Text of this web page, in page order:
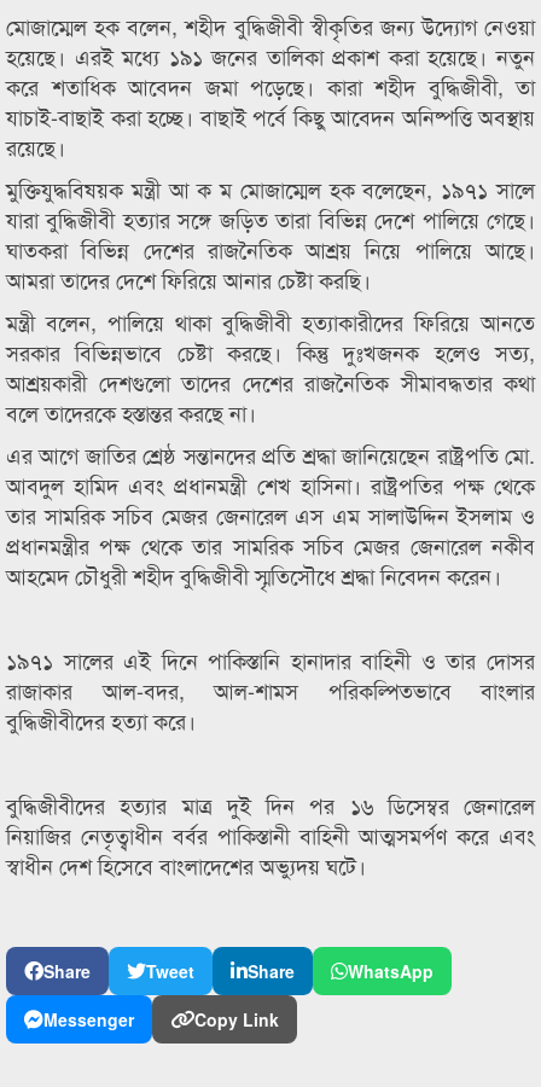
মোজাম্মেল হক বলেন, শহীদ বুদ্ধিজীবী স্বীকৃতির জন্য উদ্যোগ নেওয়া
হয়েছে। এরই মধ্যে ১৯১ জনের তালিকা প্রকাশ করা হয়েছে। নতুন
করে শতাধিক আবেদন জমা পড়েছে। কারা শহীদ বুদ্ধিজীবী, তা
যাচাই-বাছাই করা হচ্ছে। বাছাই পর্বে কিছু আবেদন অনিষ্পত্তি অবস্থায়
রয়েছে।
মুক্তিযুদ্ধবিষয়ক মন্ত্রী আ ক ম মোজাম্মেল হক বলেছেন, ১৯৭১ সালে
যারা বুদ্ধিজীবী হত্যার সঙ্গে জড়িত তারা বিভিন্ন দেশে পালিয়ে গেছে।
ঘাতকরা বিভিন্ন দেশের রাজনৈতিক আশ্রয় নিয়ে পালিয়ে আছে।
আমরা তাদের দেশে ফিরিয়ে আনার চেষ্টা করছি।
মন্ত্রী বলেন, পালিয়ে থাকা বুদ্ধিজীবী হত্যাকারীদের ফিরিয়ে আনতে
সরকার বিভিন্নভাবে চেষ্টা করছে। কিন্তু দুঃখজনক হলেও সত্য,
আশ্রয়কারী দেশগুলো তাদের দেশের রাজনৈতিক সীমাবদ্ধতার কথা
বলে তাদেরকে হস্তান্তর করছে না।
এর আগে জাতির শ্রেষ্ঠ সন্তানদের প্রতি শ্রদ্ধা জানিয়েছেন রাষ্ট্রপতি মো.
আবদুল হামিদ এবং প্রধানমন্ত্রী শেখ হাসিনা। রাষ্ট্রপতির পক্ষ থেকে
তার সামরিক সচিব মেজর জেনারেল এস এম সালাউদ্দিন ইসলাম ও
প্রধানমন্ত্রীর পক্ষ থেকে তার সামরিক সচিব মেজর জেনারেল নকীব
আহমেদ চৌধুরী শহীদ বুদ্ধিজীবী স্মৃতিসৌধে শ্রদ্ধা নিবেদন করেন।
১৯৭১ সালের এই দিনে পাকিস্তানি হানাদার বাহিনী ও তার দোসর
রাজাকার আল-বদর, আল-শামস পরিকল্পিতভাবে বাংলার
বুদ্ধিজীবীদের হত্যা করে।
বুদ্ধিজীবীদের হত্যার মাত্র দুই দিন পর ১৬ ডিসেম্বর জেনারেল
নিয়াজির নেতৃত্বাধীন বর্বর পাকিস্তানী বাহিনী আত্মসমর্পণ করে এবং
স্বাধীন দেশ হিসেবে বাংলাদেশের অভ্যুদয় ঘটে।
Share Tweet Share
WhatsApp
Messenger
Copy Link